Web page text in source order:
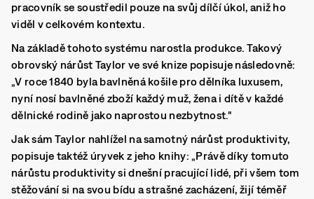
pracovník se soustředil pouze na svůj dílčí úkol, aniž ho
viděl v celkovém kontextu.
Na základě tohoto systému narostla produkce. Takový
obrovský nárůst Taylor ve své knize popisuje následovně:
„V roce 1840 byla bavlněná košile pro dělníka luxusem,
nyní nosí bavlněné zboží každý muž, žena i dítě v každé
dělnické rodině jako naprostou nezbytnost."
Jak sám Taylor nahlížel na samotný nárůst produktivity,
popisuje taktéž úryvek z jeho knihy: „Právě díky tomuto
nárůstu produktivity si dnešní pracující lidé, při všem tom
stěžování si na svou bídu a strašné zacházení, žijí téměř